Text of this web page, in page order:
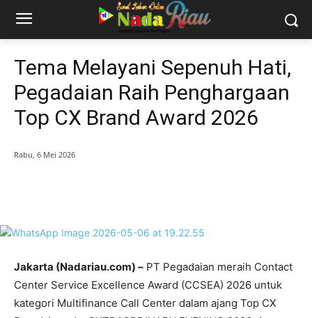
Tema Melayani Sepenuh Hati,
Pegadaian Raih Penghargaan
Top CX Brand Award 2026
Rabu, 6 Mei 2026
Jakarta (Nadariau.com) – PT Pegadaian meraih Contact
Center Service Excellence Award (CCSEA) 2026 untuk
kategori Multifinance Call Center dalam ajang Top CX